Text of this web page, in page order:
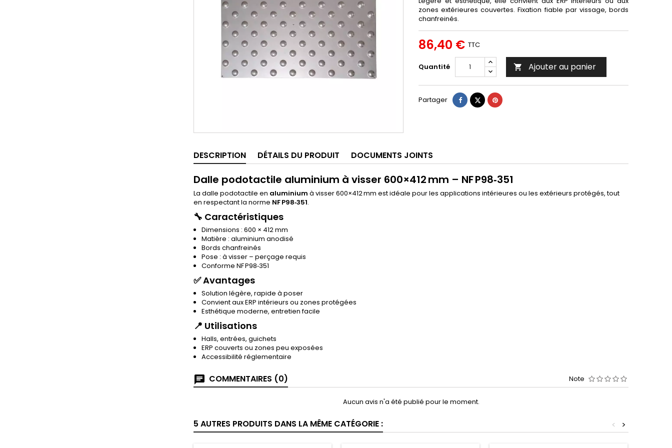
zones extérieures couvertes. Fixation fiable par vissage, bords
chanfreinés.
86,40 € TTC
Quantité  Ajouter au panier
Partager PartagerTweetPinterest
DESCRIPTION DÉTAILS DU PRODUIT DOCUMENTS JOINTS
Dalle podotactile aluminium à visser 600×412 mm – NF P98‑351
La dalle podotactile en aluminium à visser 600×412 mm est idéale pour les applications intérieures ou les extérieurs protégés, tout
en respectant la norme NF P98‑351.
🔧 Caractéristiques
Dimensions : 600 × 412 mm
Matière : aluminium anodisé
Bords chanfreinés
Pose : à visser – perçage requis
Conforme NF P98‑351
✅ Avantages
Solution légère, rapide à poser
Convient aux ERP intérieurs ou zones protégées
Esthétique moderne, entretien facile
📍 Utilisations
Halls, entrées, guichets
ERP couverts ou zones peu exposées
Accessibilité réglementaire
COMMENTAIRES (0) Note
Aucun avis n'a été publié pour le moment.
5 AUTRES PRODUITS DANS LA MÊME CATÉGORIE : >
<